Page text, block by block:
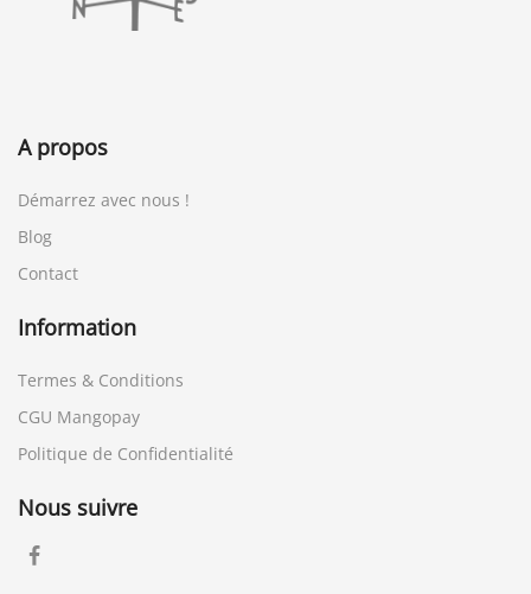
A propos
Démarrez avec nous !
Blog
Contact
Information
Termes & Conditions
CGU Mangopay
Politique de Confidentialité
Nous suivre